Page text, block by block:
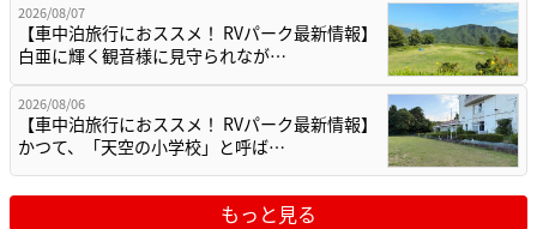
2026/08/07
【車中泊旅行におススメ！ RVパーク最新情報】
白亜に輝く観音様に見守られなが…
2026/08/06
【車中泊旅行におススメ！ RVパーク最新情報】
かつて、「天空の小学校」と呼ば…
もっと見る